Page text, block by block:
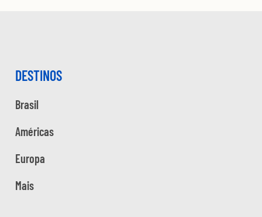
DESTINOS
Brasil
Américas
Europa
Mais